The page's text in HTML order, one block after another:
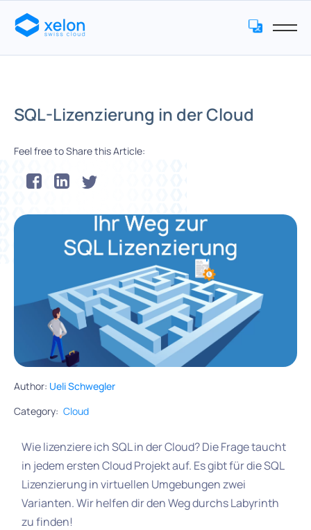
SQL-Lizenzierung in der Cloud
Feel free to Share this Article:
Author: Ueli Schwegler
Category: Cloud
Wie lizenziere ich SQL in der Cloud? Die Frage taucht
in jedem ersten Cloud Projekt auf. Es gibt für die SQL
Lizenzierung in virtuellen Umgebungen zwei
Varianten. Wir helfen dir den Weg durchs Labyrinth
zu finden!